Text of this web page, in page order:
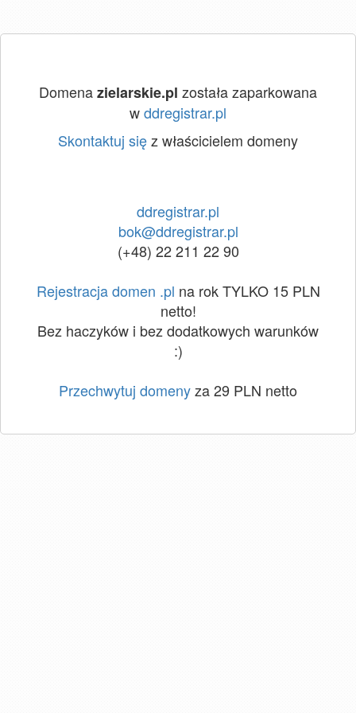
Domenazielarskie.pl została zaparkowana
wddregistrar.pl
Skontaktuj sięz właścicielem domeny
ddregistrar.pl
bok@ddregistrar.pl
(+48) 22 211 22 90
Rejestracja domen .pl na rok TYLKO 15 PLN
netto!
Bez haczyków i bez dodatkowych warunków
:)
Przechwytuj domenyza 29 PLN netto